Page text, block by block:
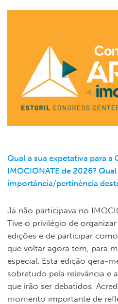
Qual a sua expetativa para a
IMOCIONATE de 2026? Qual
importância/pertinência
Já não participava no
Tive o privilégio de
edições e de participar
que voltar agora tem, para
especial. Esta edição gera-
sobretudo pela relevância e
que irão ser debatidos.
momento importante de